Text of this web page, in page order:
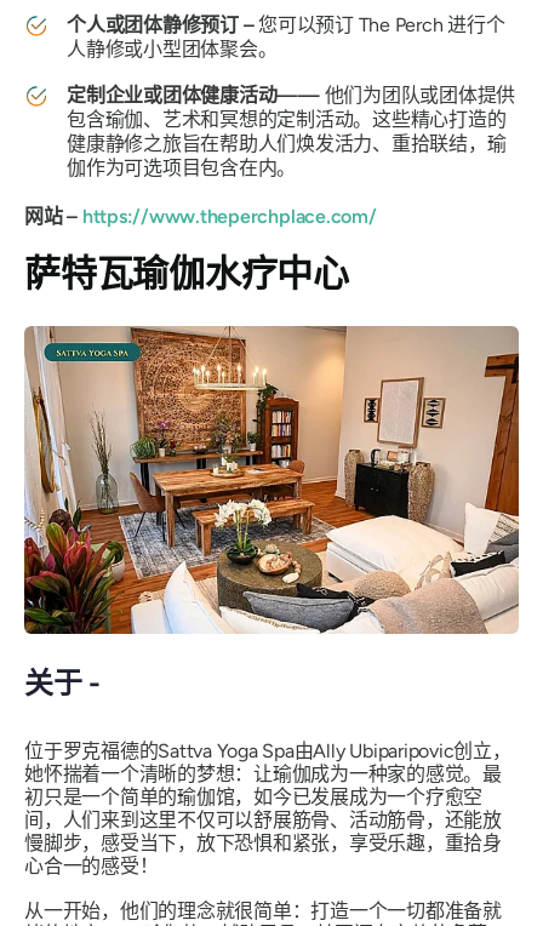
个人或团体静修预订 –您可以预订 The Perch 进行个
人静修或小型团体聚会。
定制企业或团体健康活动—— 他们为团队或团体提供
包含瑜伽、艺术和冥想的定制活动。这些精心打造的
健康静修之旅旨在帮助人们焕发活力、重拾联结，瑜
伽作为可选项目包含在内。
网站 – https://www.theperchplace.com/
萨特瓦瑜伽水疗中心
关于 -
位于罗克福德的Sattva Yoga Spa由Ally Ubiparipovic创立，
她怀揣着一个清晰的梦想：让瑜伽成为一种家的感觉。最
初只是一个简单的瑜伽馆，如今已发展成为一个疗愈空
间，人们来到这里不仅可以舒展筋骨、活动筋骨，还能放
慢脚步，感受当下，放下恐惧和紧张，享受乐趣，重拾身
心合一的感受！
从一开始，他们的理念就很简单：打造一个一切都准备就